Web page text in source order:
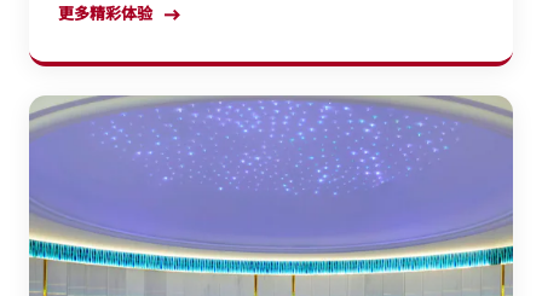
更多精彩体验